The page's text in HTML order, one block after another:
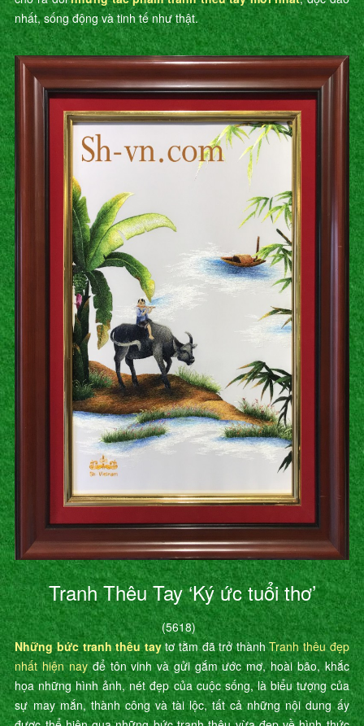
nhất, sống động và tinh tế như thật.
Tranh Thêu Tay ‘Ký ức tuổi thơ’
(5618)
Những bức tranh thêu taytơ tằm đã trở thànhTranh thêu đẹp
nhất hiện nayđể tôn vinh và gửi gắm ước mơ, hoài bão, khắc
họa những hình ảnh, nét đẹp của cuộc sống, là biểu tượng của
sự may mắn, thành công và tài lộc, tất cả những nội dung ấy